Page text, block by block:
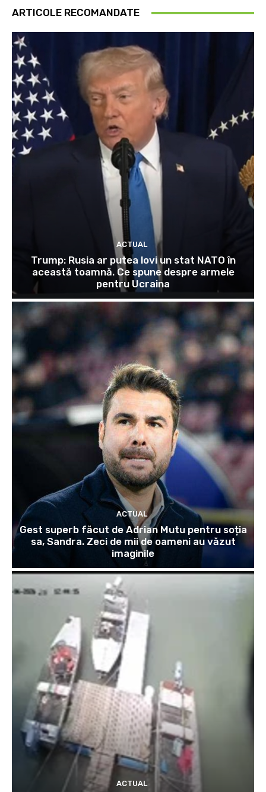
ARTICOLE RECOMANDATE
ACTUAL
Trump: Rusia ar putea lovi un stat NATO în
această toamnă. Ce spune despre armele
pentru Ucraina
ACTUAL
Gest superb făcut de Adrian Mutu pentru soția
sa, Sandra. Zeci de mii de oameni au văzut
imaginile
ACTUAL